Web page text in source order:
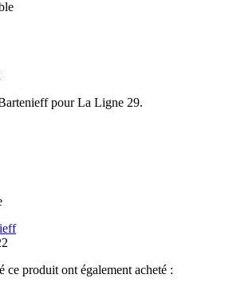
pour La Ligne 29.
ce produit ont également acheté :